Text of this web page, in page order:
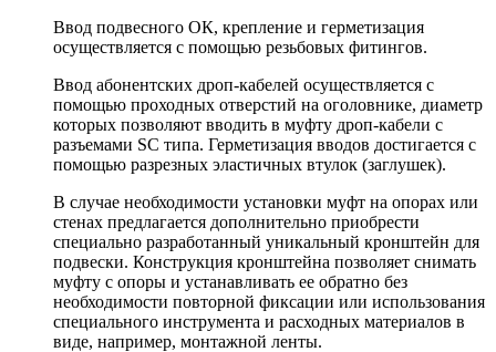
Ввод подвесного ОК, крепление и герметизация
осуществляется с помощью резьбовых фитингов.
Ввод абонентских дроп-кабелей осуществляется с
помощью проходных отверстий на оголовнике, диаметр
которых позволяют вводить в муфту дроп-кабели с
разъемами SC типа. Герметизация вводов достигается с
помощью разрезных эластичных втулок (заглушек).
В случае необходимости установки муфт на опорах или
стенах предлагается дополнительно приобрести
специально разработанный уникальный кронштейн для
подвески. Конструкция кронштейна позволяет снимать
муфту с опоры и устанавливать ее обратно без
необходимости повторной фиксации или использования
специального инструмента и расходных материалов в
виде, например, монтажной ленты.